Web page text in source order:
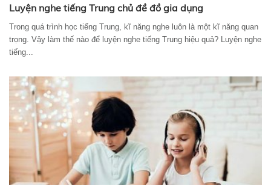
Luyện nghe tiếng Trung chủ đề đồ gia dụng
Trong quá trình học tiếng Trung, kĩ năng nghe luôn là một kĩ năng quan
trọng. Vậy làm thế nào để luyện nghe tiếng Trung hiệu quả? Luyện nghe
tiếng...